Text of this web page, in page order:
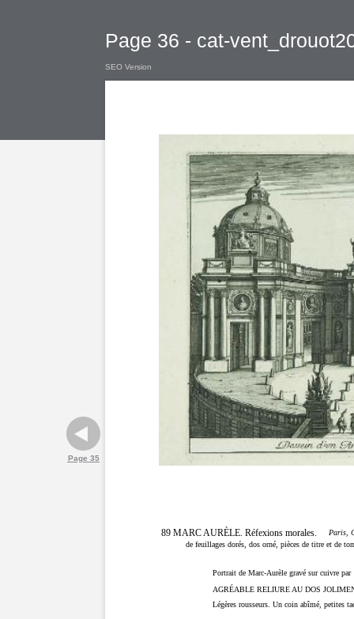
Page 36 - cat-
SEO Version
Page 35
89 MARC AURÈLE. Réfexions morales.
Paris,
de feuillages dorés, dos orné, pièces de titre et de
Portrait de Marc-Aurèle gravé sur cuivre par
AGRÉABLE RELIURE AU DOS
Légères rousseurs. Un coin abîmé, petites